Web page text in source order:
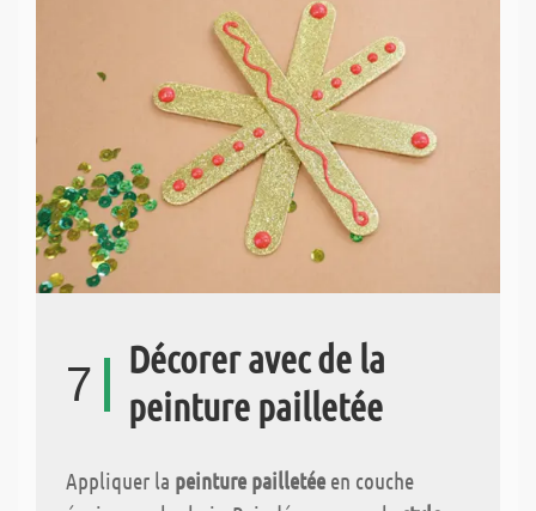
7
Décorer avec de la
peinture pailletée
Appliquer la peinture pailletée en couche